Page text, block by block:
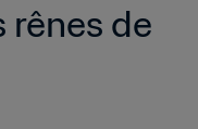
rênes de